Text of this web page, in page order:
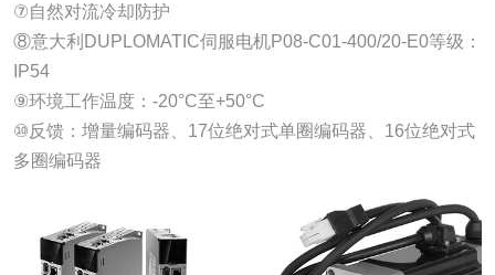
⑦自然对流冷却防护
⑧意大利DUPLOMATIC伺服电机P08-C01-400/20-E0等级：
IP54
⑨环境工作温度：-20°C至+50°C
⑩反馈：增量编码器、17位绝对式单圈编码器、16位绝对式
多圈编码器